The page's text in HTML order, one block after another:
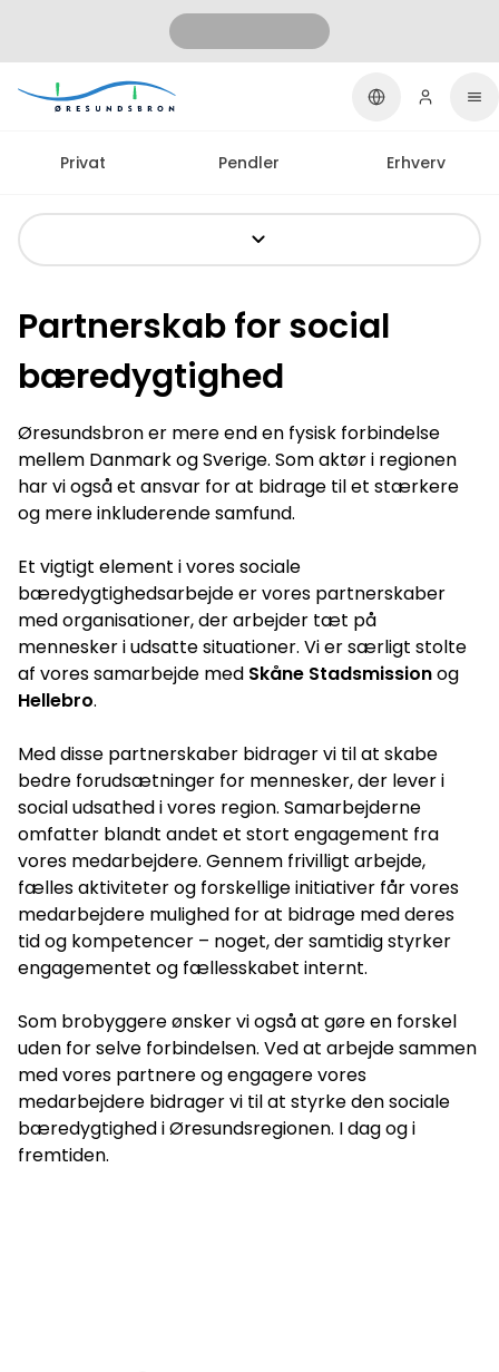
Privat Pendler Erhverv
Partnerskab for social
bæredygtighed
Øresundsbron er mere end en fysisk forbindelse
mellem Danmark og Sverige. Som aktør i regionen
har vi også et ansvar for at bidrage til et stærkere
og mere inkluderende samfund.
Et vigtigt element i vores sociale
bæredygtighedsarbejde er vores partnerskaber
med organisationer, der arbejder tæt på
mennesker i udsatte situationer. Vi er særligt stolte
af vores samarbejde med Skåne Stadsmissionog
Hellebro.
Med disse partnerskaber bidrager vi til at skabe
bedre forudsætninger for mennesker, der lever i
social udsathed i vores region. Samarbejderne
omfatter blandt andet et stort engagement fra
vores medarbejdere. Gennem frivilligt arbejde,
fælles aktiviteter og forskellige initiativer får vores
medarbejdere mulighed for at bidrage med deres
tid og kompetencer – noget, der samtidig styrker
engagementet og fællesskabet internt.
Som brobyggere ønsker vi også at gøre en forskel
uden for selve forbindelsen. Ved at arbejde sammen
med vores partnere og engagere vores
medarbejdere bidrager vi til at styrke den sociale
bæredygtighed i Øresundsregionen. I dag og i
fremtiden.